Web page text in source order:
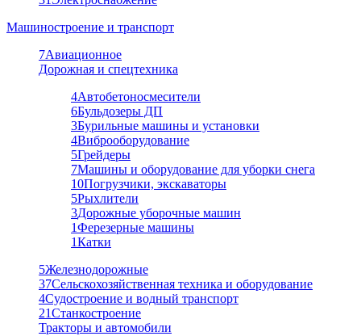
Машиностроение и транспорт
7Авиационное
Дорожная и спецтехника
4Автобетоносмесители
6Бульдозеры ДП
3Бурильные машины и установки
4Виброоборудование
5Грейдеры
7Машины и оборудование для уборки снега
10Погрузчики, экскаваторы
5Рыхлители
3Дорожные уборочные машин
1Ферезерные машины
1Катки
5Железнодорожные
37Сельскохозяйственная техника и оборудование
4Судостроение и водный транспорт
21Станкостроение
Тракторы и автомобили